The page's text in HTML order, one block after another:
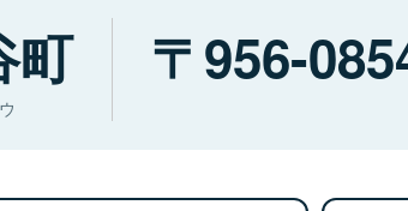
町 956-